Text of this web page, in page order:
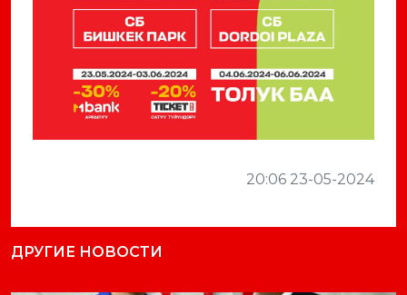
20:06 23-05-2024
ДРУГИЕ НОВОСТИ